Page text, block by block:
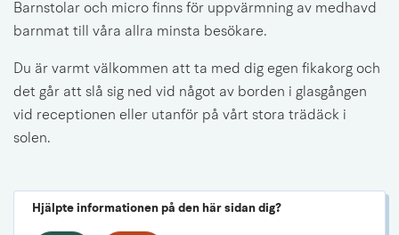
Barnstolar och micro finns för uppvärmning av medhavd
barnmat till våra allra minsta besökare.
Du är varmt välkommen att ta med dig egen fikakorg och
det går att slå sig ned vid något av borden i glasgången
vid receptionen eller utanför på vårt stora trädäck i
solen.
Hjälpte informationen på den här sidan dig?